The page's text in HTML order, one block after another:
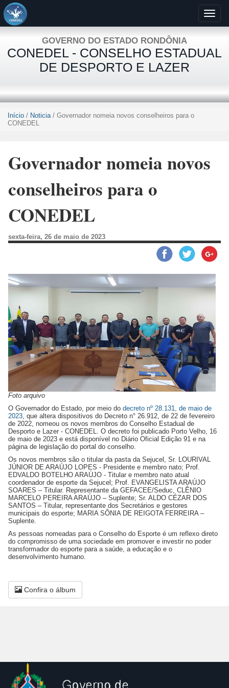
GOVERNO DO ESTADO RONDÔNIA
CONEDEL - CONSELHO ESTADUAL
DE DESPORTO E LAZER
Início / Noticia/ Governador nomeia novos conselheiros para o
CONEDEL
Governador nomeia novos
conselheiros para o
CONEDEL
sexta-feira, 26 de maio de 2023
Foto arquivo
O Governador do Estado, por meio do decreto nº 28.131, de maio de
2023, que altera dispositivos do Decreto n° 26.912, de 22 de fevereiro
de 2022, nomeou os novos membros do Conselho Estadual de
Desporto e Lazer - CONEDEL. O decreto foi publicado Porto Velho, 16
de maio de 2023 e está disponível no Diário Oficial Edição 91 e na
página de legislação do portal do conselho.
Os novos membros são o titular da pasta da Sejucel, Sr. LOURIVAL
JÚNIOR DE ARAÚJO LOPES - Presidente e membro nato; Prof.
EDVALDO BOTELHO ARAÚJO - Titular e membro nato atual
coordenador de esporte da Sejucel; Prof. EVANGELISTA ARAÚJO
SOARES – Titular. Representante da GEFACEE/Seduc, CLÊNIO
MARCELO PEREIRA ARAÚJO – Suplente; Sr. ALDO CÉZAR DOS
SANTOS – Titular, representante dos Secretários e gestores
municipais do esporte; MARIA SÔNIA DE REIGOTA FERREIRA –
Suplente.
As pessoas nomeadas para o Conselho do Esporte é um reflexo direto
do compromisso de uma sociedade em promover e investir no poder
transformador do esporte para a saúde, a educação e o
desenvolvimento humano.
Confira o álbum